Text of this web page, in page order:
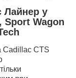
Лайнер у
Sport Wagon
Cadillac CTS